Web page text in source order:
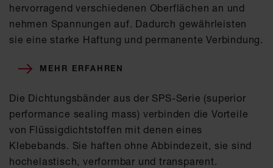
hervorragend verschiedenen Oberflächen an und
nehmen Spannungen auf. Dadurch gewährleisten
sie eine starke Haftung und permanente Verbindung.
MEHR ERFAHREN
Die Dichtungsbänder aus der SPS-Serie (superior
performance sealing mass) verbinden die Vorteile
von Flüssigdichtstoffen mit denen eines
Klebebands. Sie haften ohne Abbindezeit, sie sind
hochelastisch, verformbar und transparent.